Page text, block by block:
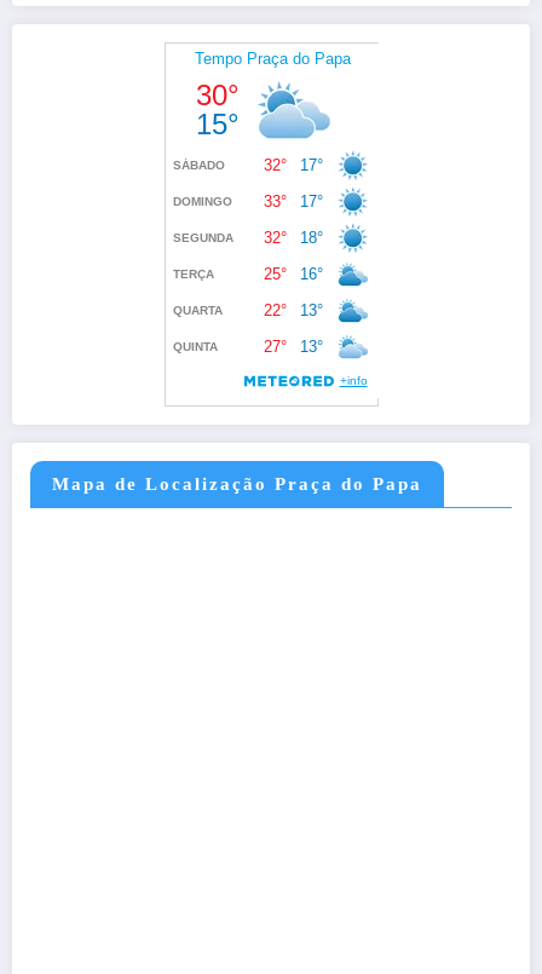
Mapa de Localização Praça do Papa